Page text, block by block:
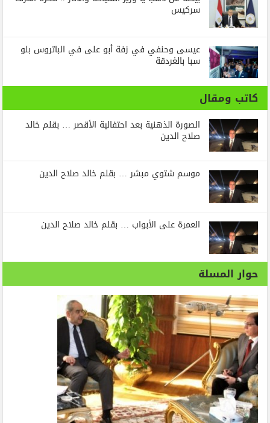
سركيس
عيسى وحنفي في زفة أبو على في الباتروس بلو
سبا بالغردقة
كاتب ومقال
الصورة الذهنية بعد احتفالية الأقصر … بقلم خالد
صلاح الدين
موسم شتوي مبشر … بقلم خالد صلاح الدين
العمرة على الأبواب … بقلم خالد صلاح الدين
حوار المسلة